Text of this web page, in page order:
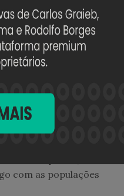
definir, por
de
manifestaram objeções
a consulta a
pelos
com as populações